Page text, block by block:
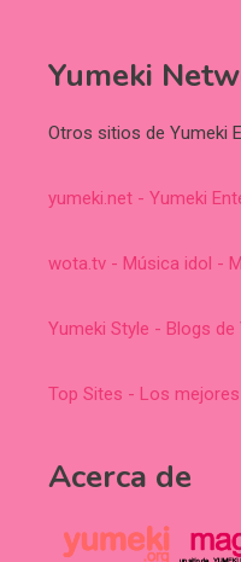
Yumeki
Otros sitios de Yumeki
yumeki.net - Yumeki
wota.tv - Música idol -
Yumeki Style - Blogs
Top Sites - Los
Acerca de